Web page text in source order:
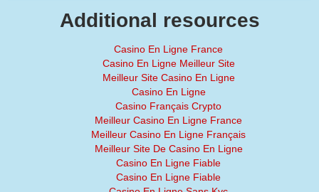
Additional resources
Casino En Ligne France
Casino En Ligne Meilleur Site
Meilleur Site Casino En Ligne
Casino En Ligne
Casino Français Crypto
Meilleur Casino En Ligne France
Meilleur Casino En Ligne Français
Meilleur Site De Casino En Ligne
Casino En Ligne Fiable
Casino En Ligne Fiable